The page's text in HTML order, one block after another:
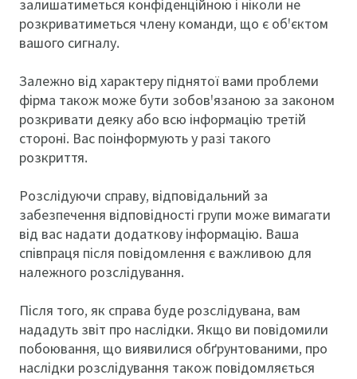
розкриватиметься члену команди, що є об'єктом
вашого сигналу.
Залежно від характеру піднятої вами проблеми
фірма також може бути зобов'язаною за законом
розкривати деяку або всю інформацію третій
стороні. Вас поінформують у разі такого
розкриття.
Розслідуючи справу, відповідальний за
забезпечення відповідності групи може вимагати
від вас надати додаткову інформацію. Ваша
співпраця після повідомлення є важливою для
належного розслідування.
Після того, як справа буде розслідувана, вам
нададуть звіт про наслідки. Якщо ви повідомили
побоювання, що виявилися обґрунтованими, про
наслідки розслідування також повідомляється